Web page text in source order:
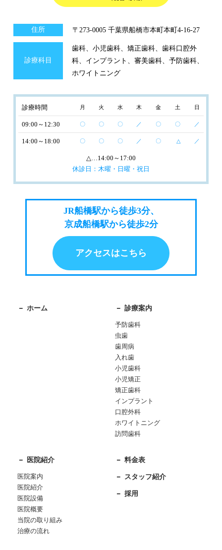
住所 〒273-0005 千葉県船橋市本町本町4-16-27
診療科目
歯科、小児歯科、矯正歯科、歯科口腔外
科、インプラント、審美歯科、予防歯科、
ホワイトニング
診療時間 月 火 水 木 金 土 日
09:00～12:30 〇 〇 〇 ／ 〇 〇 ／
14:00～18:00 〇 〇 〇 ／ 〇 △ ／
△ …14:00～17:00
休診日：木曜・日曜・祝日
JR船橋駅から徒歩3分、
京成船橋駅から徒歩2分
アクセスはこちら
ホーム 診療案内
予防歯科
虫歯
歯周病
入れ歯
小児歯科
小児矯正
矯正歯科
インプラント
口腔外科
ホワイトニング
訪問歯科
医院紹介
医院案内
医院紹介
医院設備
医院概要
当院の取り組み
治療の流れ
料金表
スタッフ紹介
採用